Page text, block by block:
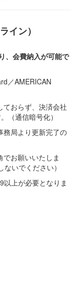
イン）
、会費納入が可能で
／AMERICAN
ておらず、決済会社
（通信暗号化）
務局より更新完了の
でお願いいたしま
いでください）
以上が必要となりま